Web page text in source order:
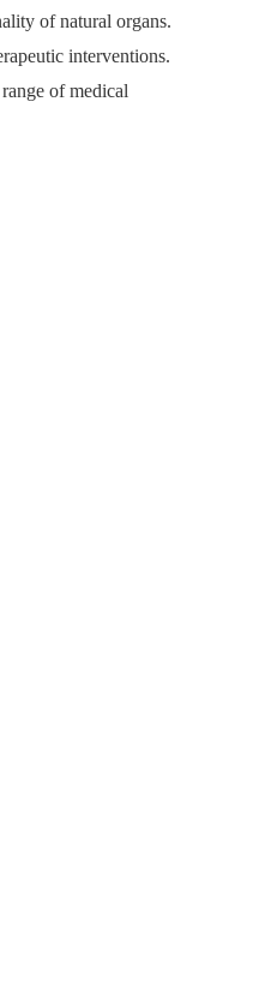
of natural organs.
interventions.
of medical